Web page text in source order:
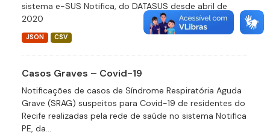
sistema e-SUS Notifica, do DATASUS desde abril de
2020
JSON CSV
Casos Graves – Covid-19
Notificações de casos de Síndrome Respiratória Aguda
Grave (SRAG) suspeitos para Covid-19 de residentes do
Recife realizadas pela rede de saúde no sistema Notifica
PE, da...